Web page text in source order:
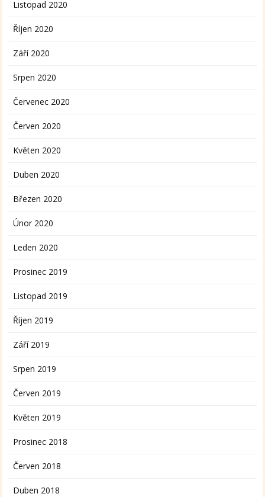
Listopad 2020
Říjen 2020
Září 2020
Srpen 2020
Červenec 2020
Červen 2020
Květen 2020
Duben 2020
Březen 2020
Únor 2020
Leden 2020
Prosinec 2019
Listopad 2019
Říjen 2019
Září 2019
Srpen 2019
Červen 2019
Květen 2019
Prosinec 2018
Červen 2018
Duben 2018